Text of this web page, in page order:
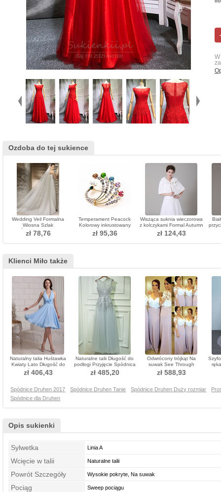
Ozdoba do tej sukience
Wedding Veil Formalna
Wiosna Szlak
Średniowieczna
Wielowarstwowa Warstwa
zł 78,76
Temperament Peacock
Kolorowy inkrustowany
diament Broszka
zł 95,36
Wisząca suknia wieczorowa
z kolczykami Formal Autumn
zł 124,43
Klienci Miło także
Naturalny talia Huśtawka
Kwiaty Lato Długość do
kolan Spódnica dla Druhen
zł 406,43
Naturalne talii Długość do
podłogi Przyjęcie Spódnica
dla Druhen
zł 485,20
Odwrócony trójkąt Na
suwak See Through
Naturalne talii Sukienka dla
Druhen
zł 588,93
Spódnice Druhen 2017 Spódnice Druhen Tanie Spódnice Druhen Duży rozmiar
Spódnice dla Druhen
Opis sukienki
Sylwetka Linia A
Wcięcie w talii Naturalne talii
Powrót Szczegóły Wysokie pokryte, Na suwak
Pociąg Sweep pociągu